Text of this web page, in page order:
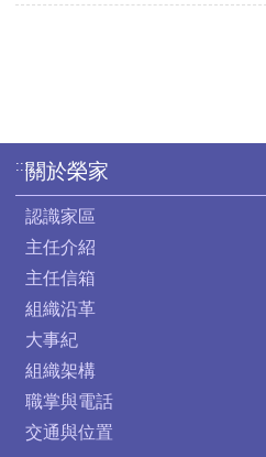
:::關於榮家
認識家區
主任介紹
主任信箱
組織沿革
大事紀
組織架構
職掌與電話
交通與位置